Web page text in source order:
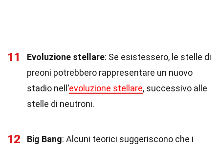
11 Evoluzione stellare: Se esistessero, le stelle di
preoni potrebbero rappresentare un nuovo
stadio nell'evoluzione stellare, successivo alle
stelle di neutroni.
12 Big Bang: Alcuni teorici suggeriscono che i